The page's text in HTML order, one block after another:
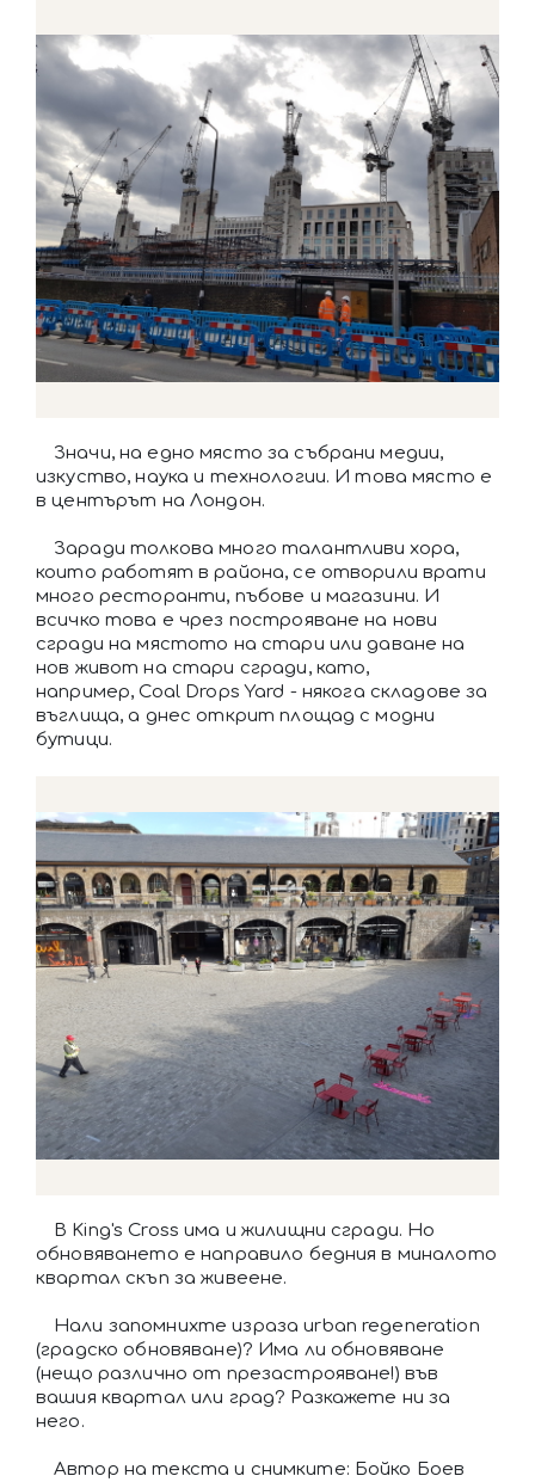
Значи, на едно място за събрани медии,
изкуство, наука и технологии. И това място е
в центърът на Лондон.
Заради толкова много талантливи хора,
които работят в района, се отворили врати
много ресторанти, пъбове и магазини. И
всичко това е чрез построяване на нови
сгради на мястото на стари или даване на
нов живот на стари сгради, като,
например, Coal Drops Yard - някога складове за
въглища, а днес открит площад с модни
бутици.
В King's Cross има и жилищни сгради. Но
обновяването е направило бедния в миналото
квартал скъп за живеене.
Нали запомнихте израза urban regeneration
(градско обновяване)? Има ли обновяване
(нещо различно от презастрояване!) във
вашия квартал или град? Разкажете ни за
него.
Автор на текста и снимките: Бойко Боев